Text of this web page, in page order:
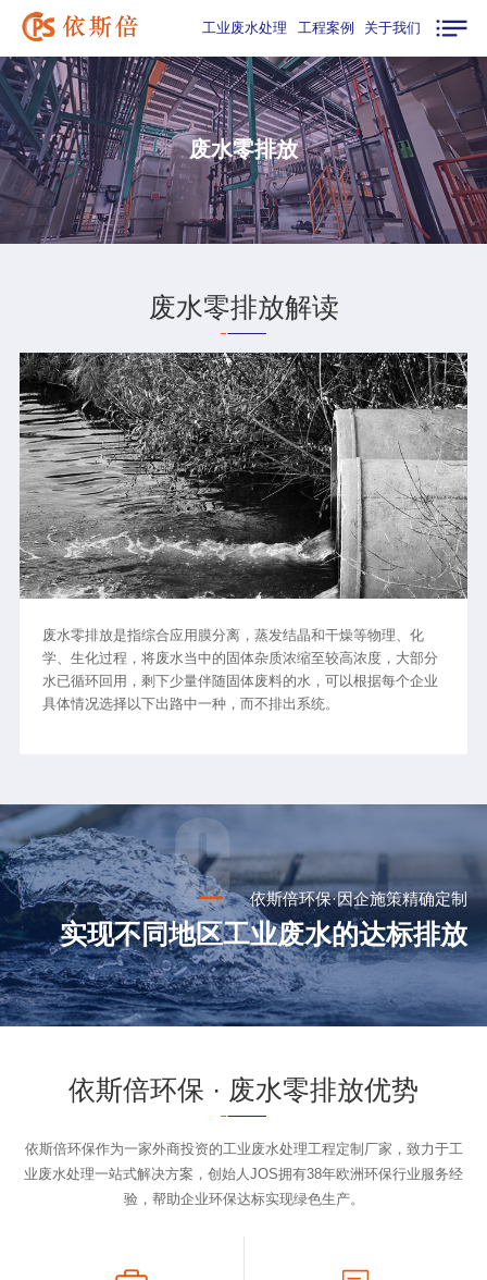
工业废水处理 工程案例 关于我们
废水零排放
废水零排放解读
废水零排放是指综合应用膜分离，蒸发结晶和干燥等物理、化
学、生化过程，将废水当中的固体杂质浓缩至较高浓度，大部分
水已循环回用，剩下少量伴随固体废料的水，可以根据每个企业
具体情况选择以下出路中一种，而不排出系统。
依斯倍环保·因企施策精确定制
实现不同地区工业废水的达标排放
依斯倍环保 · 废水零排放优势
依斯倍环保作为一家外商投资的工业废水处理工程定制厂家，致力于工
业废水处理一站式解决方案，创始人JOS拥有38年欧洲环保行业服务经
验，帮助企业环保达标实现绿色生产。